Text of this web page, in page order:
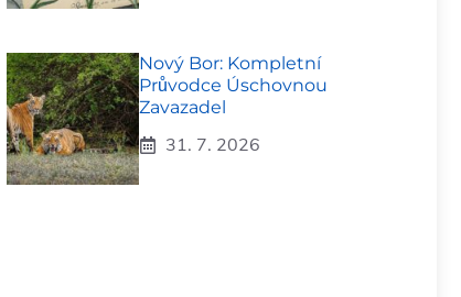
Nový Bor: Kompletní
Průvodce Úschovnou
Zavazadel
31. 7. 2026